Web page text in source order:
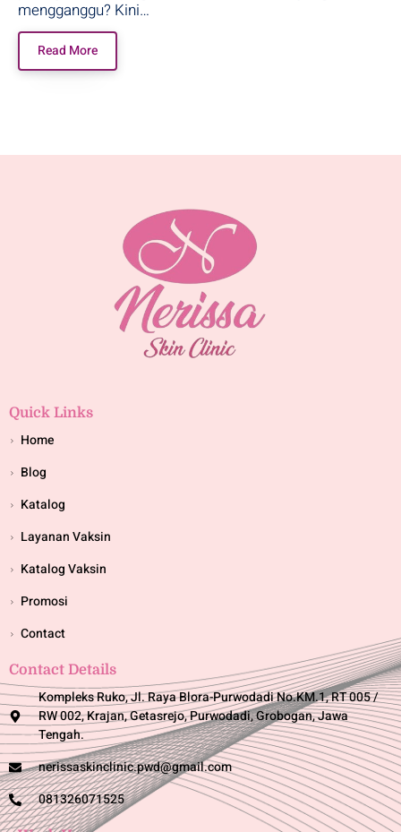
mengganggu? Kini…
Read More
Quick Links
Home
Blog
Katalog
Layanan Vaksin
Katalog Vaksin
Promosi
Contact
Contact Details
Kompleks Ruko, Jl. Raya Blora-Purwodadi No.KM.1, RT 005 /
RW 002, Krajan, Getasrejo, Purwodadi, Grobogan, Jawa
Tengah.
nerissaskinclinic.pwd@gmail.com
081326071525